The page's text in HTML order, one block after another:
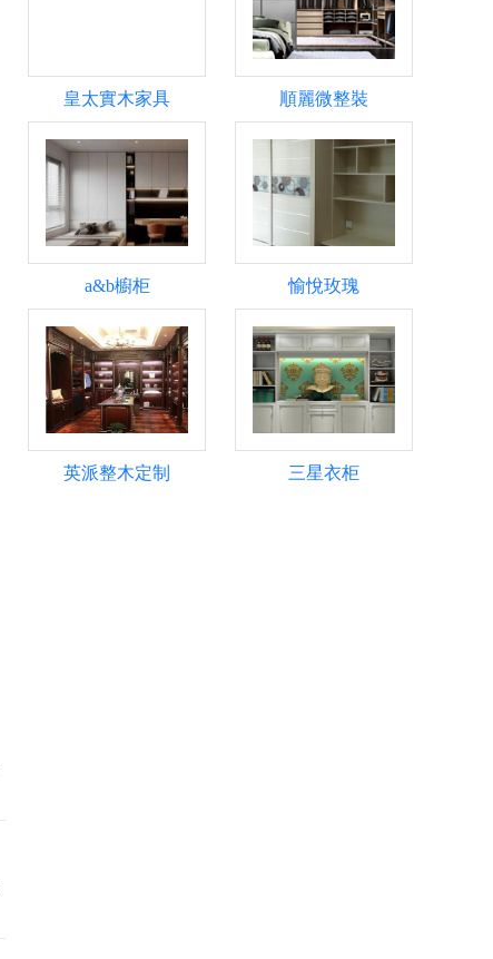
求，對抗單一產品的季節性波動。全程扶持，
為你的創業之路保駕護航大口章魚燒為合作伙
扶：專業團隊協助評估店鋪位置，并提供統一
的裝修設計指導。2、一對一培訓：從產品制
作到門店運營，總部教練一對一教學，確保你
快速上手。3、供應鏈支持：核心原材料由總
部統一供應，保持產品口味穩定、食品安全，
也簡化了你的采購流程。4、持續運營支持：
品推廣等后續支持，與你共同應對市場變化。
章魚燒加盟怎么樣？通過大口章魚燒的案例我
們可以看到，一個好的加盟項目，能夠將復雜
的餐飲經營簡化為可復制、易操作的標準模
塊。它通過較低的投入、極簡的運營模式、強
大的產品力和深度的全程扶持，為創業者掃清
創業項目，大口章魚燒無疑是一個值得認真考
皇太實木家具 順麗微整裝
a&b櫥柜 愉悅玫瑰
英派整木定制 三星衣柜